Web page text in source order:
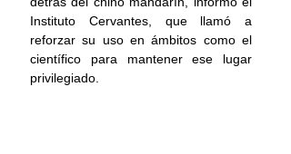
Instituto Cervantes, que llamó a
reforzar su uso en ámbitos como el
científico para mantener ese lugar
privilegiado.